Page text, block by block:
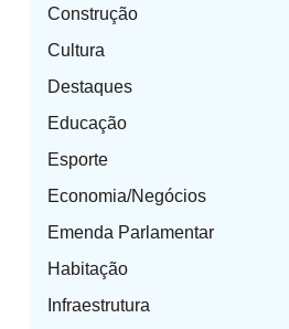
Construção
Cultura
Destaques
Educação
Esporte
Economia/Negócios
Emenda Parlamentar
Habitação
Infraestrutura